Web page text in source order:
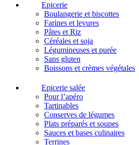
Epicerie
Boulangerie et biscottes
Farines et levures
Pâtes et Riz
Céréales et soja
Légumineuses et purée
Sans gluten
Boissons et crèmes végétales
Epicerie salée
Pour l’apéro
Tartinables
Conserves de légumes
Plats préparés et soupes
Sauces et bases culinaires
Terrines